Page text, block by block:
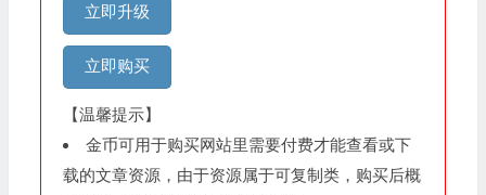
立即升级
立即购买
【温馨提示】
金币可用于购买网站里需要付费才能查看或下
载的文章资源，由于资源属于可复制类，购买后概